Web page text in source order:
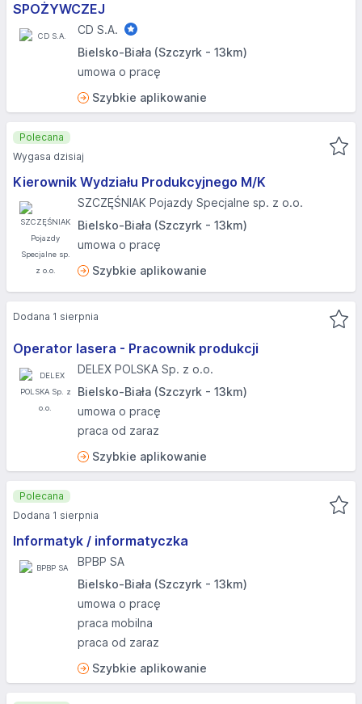
SPOŻYWCZEJ
CD S.A.
Bielsko-Biała (Szczyrk - 13km)
umowa o pracę
Szybkie aplikowanie
Kierownik Wydziału Produkcyjnego M/K
SZCZĘŚNIAK Pojazdy Specjalne sp. z o.o.
Bielsko-Biała (Szczyrk - 13km)
umowa o pracę
Szybkie aplikowanie
Polecana
Wygasa dzisiaj
Operator lasera - Pracownik produkcji
DELEX POLSKA Sp. z o.o.
Bielsko-Biała (Szczyrk - 13km)
umowa o pracę
praca od zaraz
Szybkie aplikowanie
Dodana 1 sierpnia
Informatyk / informatyczka
BPBP SA
Bielsko-Biała (Szczyrk - 13km)
umowa o pracę
praca mobilna
praca od zaraz
Szybkie aplikowanie
Polecana
Dodana 1 sierpnia